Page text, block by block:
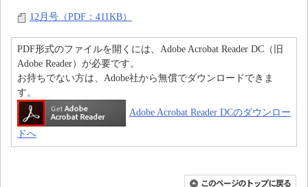
12月号（PDF：411KB）
PDF形式のファイルを開くには、Adobe Acrobat Reader DC（旧
Adobe Reader）が必要です。
お持ちでない方は、Adobe社から無償でダウンロードできま
す。
Adobe Acrobat Reader DCのダウンロー
ドへ